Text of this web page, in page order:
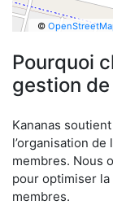
©
Pourquoi
gestion
Kananas
l’organisation
membres. Nous
pour optimiser la
membres.